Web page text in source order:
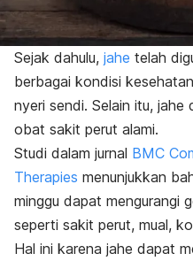
Sejak dahulu, jahe telah
berbagai kondisi
nyeri sendi. Selain itu,
obat sakit perut alami.
Studi dalam jurnal BMC
Therapies menunjukkan
minggu dapat mengurangi
seperti sakit perut, mual,
Hal ini karena jahe dapat